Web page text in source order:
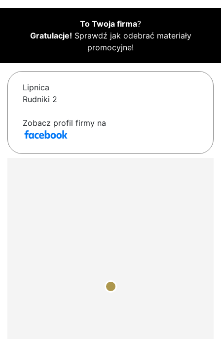
To Twoja firma?
Gratulacje! Sprawdź jak odebrać materiały
promocyjne!
Lipnica
Rudniki 2
Zobacz profil firmy na